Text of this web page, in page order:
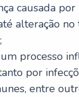
causada
alteração
processo
por
entre